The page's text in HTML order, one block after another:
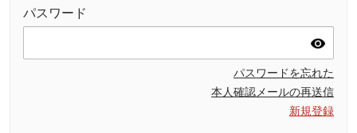
パスワード
パスワードを忘れた
本人確認メールの再送信
新規登録